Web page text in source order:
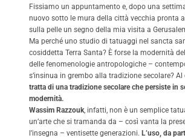
Fissiamo un appuntamento e, dopo una
nuovo sotto le mura della città vecchia pronta
sulla pelle un segno della mia visita a
Ma perché uno studio di tatuaggi nel sancta
cosiddetta Terra Santa? È forse la modernità
delle fenomenologie antropologiche –
s’insinua in grembo alla tradizione secolare? Al
tratta di una tradizione secolare che persiste in
modernità.
Wassim Razzouk , infatti, non è un semplice
un’arte che si tramanda da – così vanta la
l’insegna – ventisette generazioni. L’uso, da